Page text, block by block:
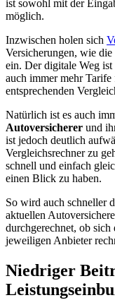
ist sowohl mit der
möglich.
Inzwischen holen sich
Versicherungen, wie
ein. Der digitale Weg
auch immer mehr
entsprechenden
Natürlich ist es auch
Autoversicherer und
ist jedoch deutlich
Vergleichsrechner zu
schnell und einfach
einen Blick zu haben.
So wird auch schneller
aktuellen
durchgerechnet, ob
jeweiligen Anbieter
Niedriger